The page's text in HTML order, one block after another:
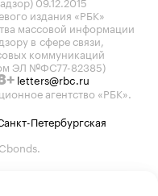
издания «РБК»
массовой информации
в сфере связи,
коммуникаций
ЭЛ №ФС77-82385)
letters@rbc.ru
агентство «РБК».
Петербургская